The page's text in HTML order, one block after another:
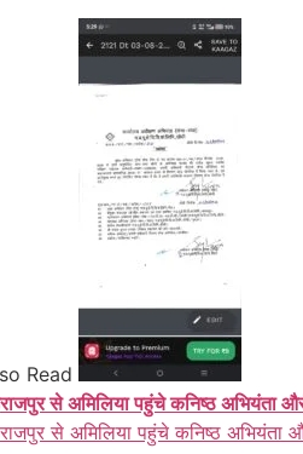
Read
से अमिलिया पहुंचे कनिष्ठ अभियंता
से अमिलिया पहुंचे कनिष्ठ अभियंता